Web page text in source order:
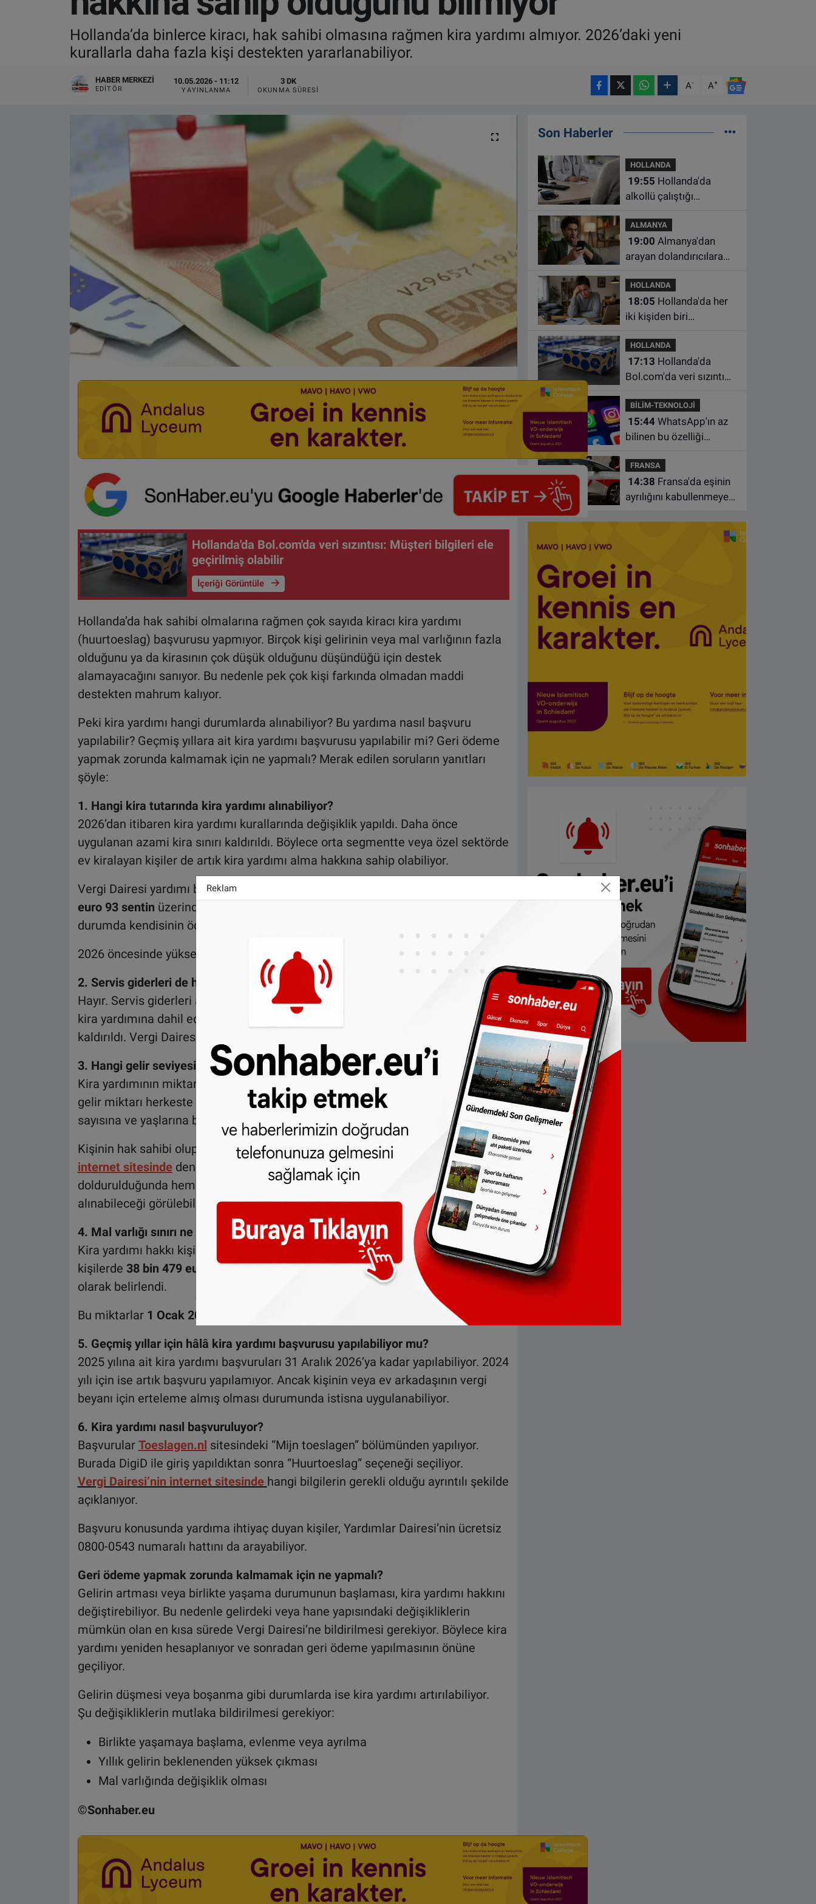
Hollanda’da binlerce kiracı, hak sahibi olmasına rağmen kira yardımı almıyor. 2026’daki yeni
kurallarla daha fazla kişi destekten yararlanabiliyor.
HABER MERKEZI
EDITÖR
10.05.2026 - 11:12
YAYINLANMA
3 DK
OKUNMA SÜRESI A- A+
Hollanda'da Bol.com'da veri sızıntısı: Müşteri bilgileri ele
geçirilmiş olabilir
İçeriği Görüntüle
Hollanda’da hak sahibi olmalarına rağmen çok sayıda kiracı kira yardımı
(huurtoeslag) başvurusu yapmıyor. Birçok kişi gelirinin veya mal varlığının fazla
olduğunu ya da kirasının çok düşük olduğunu düşündüğü için destek
alamayacağını sanıyor. Bu nedenle pek çok kişi farkında olmadan maddi
destekten mahrum kalıyor.
Peki kira yardımı hangi durumlarda alınabiliyor? Bu yardıma nasıl başvuru
yapılabilir? Geçmiş yıllara ait kira yardımı başvurusu yapılabilir mi? Geri ödeme
yapmak zorunda kalmamak için ne yapmalı? Merak edilen soruların yanıtları
şöyle:
1. Hangi kira tutarında kira yardımı alınabiliyor?
2026’dan itibaren kira yardımı kurallarında değişiklik yapıldı. Daha önce
uygulanan azami kira sınırı kaldırıldı. Böylece orta segmentte veya özel sektörde
ev kiralayan kişiler de artık kira yardımı alma hakkına sahip olabiliyor.
Vergi Dairesi yardımı belirli bir kira tutarına kadar hesaplıyor. 2026 yılında
euro 93 sentin üzerindeki kira bölümü için yardım verilmiyor. Kiracının her
durumda kendisinin ödemesi gereken kısım ise yaklaşık 200 euro.
2026 öncesinde yüksek kirası olan kişiler hiçbir şekilde kira yardımı alamıyordu.
2. Servis giderleri de hesaba katılıyor mu?
Hayır. Servis giderleri artık hesaba dahil edilmiyor. 2026 öncesinde bu giderler
kira yardımına dahil ediliyordu ancak yeni düzenlemeyle birlikte bu uygulama
kaldırıldı. Vergi Dairesi artık yalnızca kira bedelini dikkate alıyor.
3. Hangi gelir seviyesinde kira yardımı alınabiliyor?
Kira yardımının miktarı yıllık gelire göre belirleniyor. Ancak izin verilen azami
gelir miktarı herkeste farklılık gösteriyor. Bu durum kira tutarına, hanedeki kişi
sayısına ve yaşlarına bağlı olarak değişiyor.
Kişinin hak sahibi olup olmadığını öğrenmesinin en kolay yolu,
Vergi Dairesi’nin
internet sitesindedeneme hesaplaması yapmak. Sitedeki form
doldurulduğunda hem yardım hakkı olup olmadığı hem de ne kadar destek
alınabileceği görülebiliyor.
4. Mal varlığı sınırı ne kadar?
Kira yardımı hakkı kişinin mal varlığına da bağlı. 2026 yılı için sınır bekâr
kişilerde 38 bin 479 euro , evli veya partneri olanlarda toplam
76 bin 958 euro
olarak belirlendi.
Bu miktarlar 1 Ocak 2026
tarihindeki toplam mal varlığı üzerinden hesaplanıyor.
5. Geçmiş yıllar için hâlâ kira yardımı başvurusu yapılabiliyor mu?
2025 yılına ait kira yardımı başvuruları 31 Aralık 2026’ya kadar yapılabiliyor. 2024
yılı için ise artık başvuru yapılamıyor. Ancak kişinin veya ev arkadaşının vergi
beyanı için erteleme almış olması durumunda istisna uygulanabiliyor.
6. Kira yardımı nasıl başvuruluyor?
Başvurular Toeslagen.nl sitesindeki “Mijn toeslagen” bölümünden yapılıyor.
Burada DigiD ile giriş yapıldıktan sonra “Huurtoeslag” seçeneği seçiliyor.
Vergi Dairesi’nin internet sitesinde hangi bilgilerin gerekli olduğu ayrıntılı şekilde
açıklanıyor.
Başvuru konusunda yardıma ihtiyaç duyan kişiler, Yardımlar Dairesi’nin ücretsiz
0800-0543 numaralı hattını da arayabiliyor.
Geri ödeme yapmak zorunda kalmamak için ne yapmalı?
Gelirin artması veya birlikte yaşama durumunun başlaması, kira yardımı hakkını
değiştirebiliyor. Bu nedenle gelirdeki veya hane yapısındaki değişikliklerin
mümkün olan en kısa sürede Vergi Dairesi’ne bildirilmesi gerekiyor. Böylece kira
yardımı yeniden hesaplanıyor ve sonradan geri ödeme yapılmasının önüne
geçiliyor.
Gelirin düşmesi veya boşanma gibi durumlarda ise kira yardımı artırılabiliyor.
Şu değişikliklerin mutlaka bildirilmesi gerekiyor:
Birlikte yaşamaya başlama, evlenme veya ayrılma
Yıllık gelirin beklenenden yüksek çıkması
Mal varlığında değişiklik olması
©Sonhaber.eu
Son Haberler
HOLLANDA
19:55
alkollü çalıştığı
çalışma yasağı
ALMANYA
19:00
arayan dolandırıcılara
HOLLANDA
18:05
iki kişiden biri
HOLLANDA
17:13
Bol.com'da veri sızıntısı:
geçirilmiş olabilir
BİLİM-TEKNOLOJİ
15:44WhatsApp'ın az
bilinen bu özelliği
hale getiriyor
FRANSA
14:38
ayrılığını kabullenmeyen
ALGEMENE VOORWAARDEN
CONTACT
Reklam